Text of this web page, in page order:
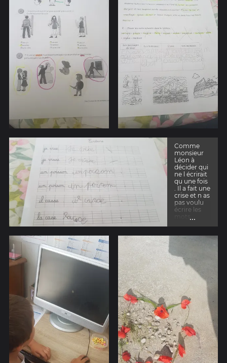
Comme
monsieur
Léon à
décider qui
ne l écrirait
qu une fois
. Il a fait une
crise et n as
pas voulu
écrire les
puni et
entraîné.
...